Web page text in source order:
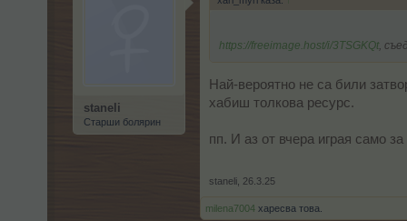
staneli
Старши болярин
https://freeimage.host/i/3TSGKQt ,
Най-вероятно не са били
хабиш толкова ресурс.
пп. И аз от вчера играя само
staneli 26.3.25
milena7004 харесва това.